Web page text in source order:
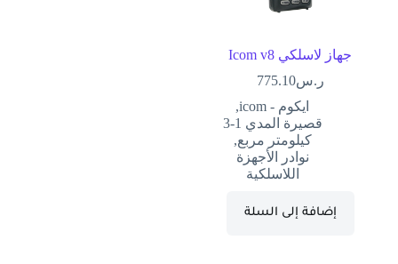
جهاز لاسلكي Icom v8
ر.س775.10
ايكوم - icom
,
قصيرة المدي 1-3
كيلومتر مربع,
نوادر الأجهزة
اللاسلكية
إضافة إلى السلة